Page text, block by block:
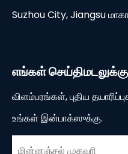
Suzhou City, Jiangsu
எங்கள் செய்திமடலுக்கு
விளம்பரங்கள், புதிய
உங்கள் இன்பாக்ஸுக்கு.